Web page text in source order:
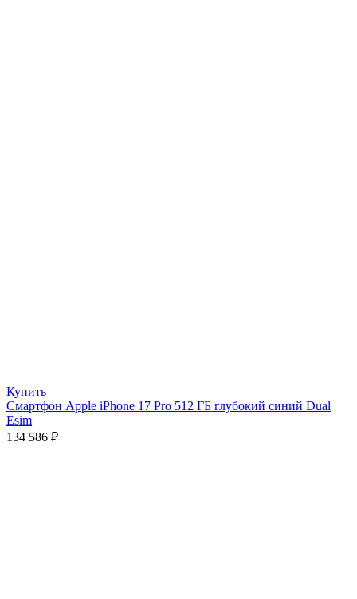
Купить
Смартфон Apple iPhone 17 Pro 512 ГБ глубокий синий Dual
Esim
134 586 ₽